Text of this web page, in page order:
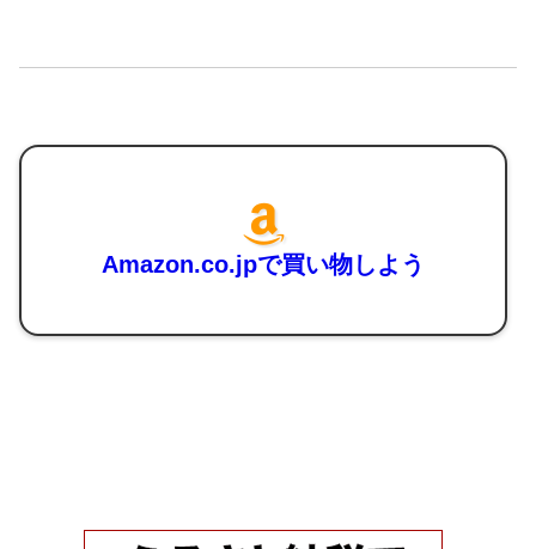
Amazon.co.jpで買い物しよう